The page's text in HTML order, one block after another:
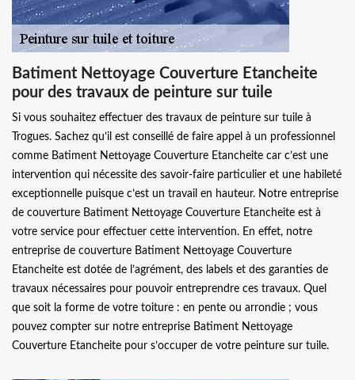
Batiment Nettoyage Couverture Etancheite
pour des travaux de peinture sur tuile
Si vous souhaitez effectuer des travaux de peinture sur tuile à
Trogues. Sachez qu’il est conseillé de faire appel à un professionnel
comme Batiment Nettoyage Couverture Etancheite car c’est une
intervention qui nécessite des savoir-faire particulier et une habileté
exceptionnelle puisque c’est un travail en hauteur. Notre entreprise
de couverture Batiment Nettoyage Couverture Etancheite est à
votre service pour effectuer cette intervention. En effet, notre
entreprise de couverture Batiment Nettoyage Couverture
Etancheite est dotée de l’agrément, des labels et des garanties de
travaux nécessaires pour pouvoir entreprendre ces travaux. Quel
que soit la forme de votre toiture : en pente ou arrondie ; vous
pouvez compter sur notre entreprise Batiment Nettoyage
Couverture Etancheite pour s’occuper de votre peinture sur tuile.